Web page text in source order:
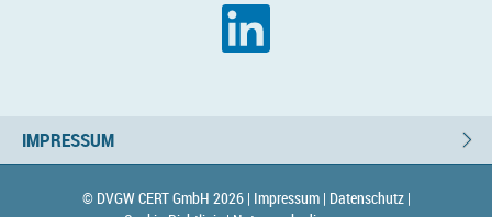
IMPRESSUM
© DVGW CERT GmbH 2026 | Impressum | Datenschutz |